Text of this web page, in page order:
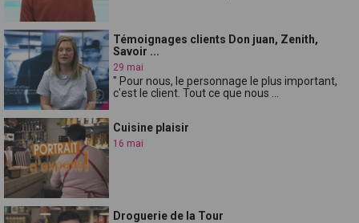
Témoignages clients Don juan, Zenith,
Savoir ...
29 mai
" Pour nous, le personnage le plus important,
c'est le client. Tout ce que nous ...
Cuisine plaisir
16 mai
Droguerie de la Tour